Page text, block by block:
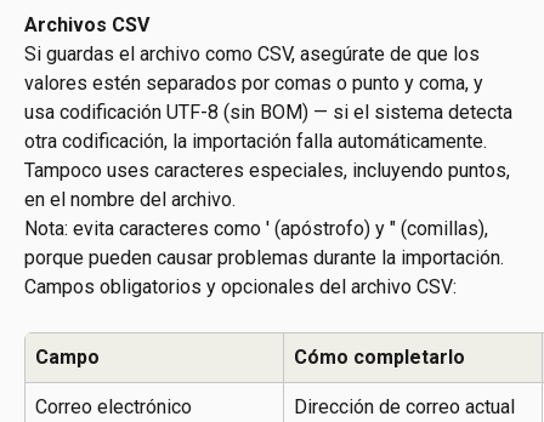
Archivos CSV
Si guardas el archivo como CSV, asegúrate de que los
valores estén separados por comas o punto y coma, y
usa codificación UTF-8 (sin BOM) — si el sistema detecta
otra codificación, la importación falla automáticamente.
Tampoco uses caracteres especiales, incluyendo puntos,
en el nombre del archivo.
Nota: evita caracteres como ' (apóstrofo) y " (comillas),
porque pueden causar problemas durante la importación.
Campos obligatorios y opcionales del archivo CSV:
Campo Cómo completarlo
Correo electrónico Dirección de correo actual